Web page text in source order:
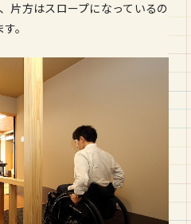
片方はスロープになっているの
。